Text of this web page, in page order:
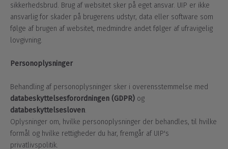
sikkerhedsbrud. Brug af websitet sker på eget ansvar. UIP er ikke
ansvarlig for skader på brugerens udstyr, data eller software som
følge af brugen af websitet, medmindre andet følger af ufravigelig
lovgivning.
Personoplysninger
Behandling af personoplysninger sker i overensstemmelse med
databeskyttelsesforordningen (GDPR) og
databeskyttelsesloven.
Oplysninger om, hvilke personoplysninger der behandles, til hvilke
formål og hvilke rettigheder du har, fremgår af UIP's
privatlivspolitik.